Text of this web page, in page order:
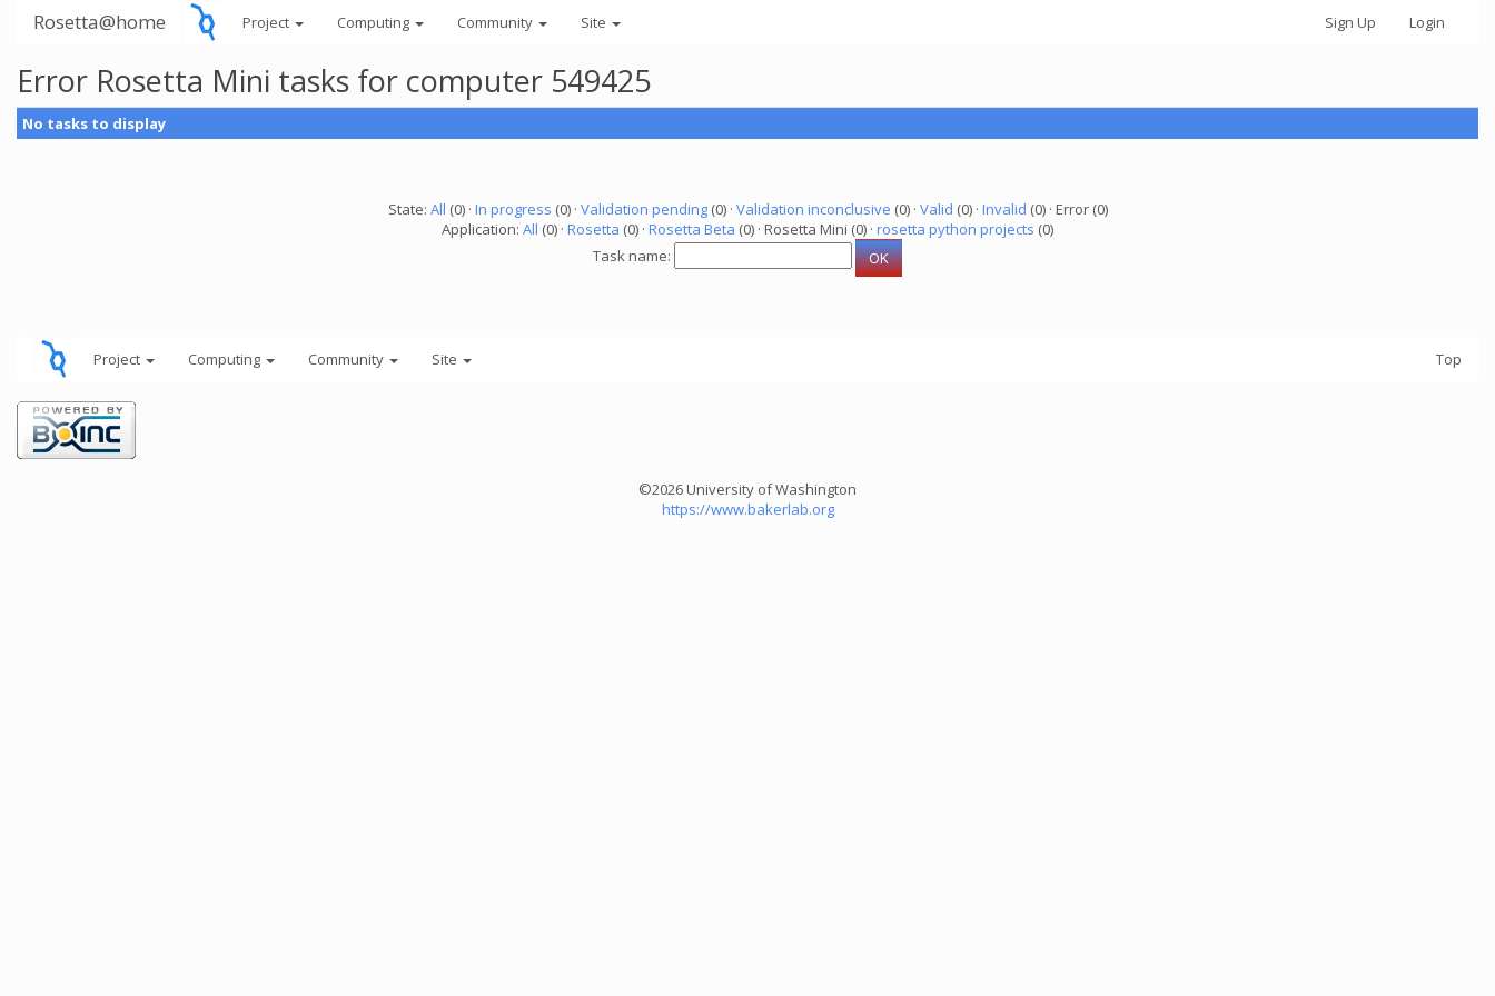
Rosetta@home Project Computing Community Site Sign Up Login
Error Rosetta Mini tasks for computer 549425
No tasks to display
State: All (0) · In progress (0) · Validation pending(0) · Validation inconclusive (0) · Valid (0) · Invalid (0) · Error (0)
Application: All (0) · Rosetta (0) · Rosetta Beta (0) · Rosetta Mini (0) · rosetta python projects (0)
Task name:
Project Computing Community Site Top
©2026 University of Washington
https://www.bakerlab.org